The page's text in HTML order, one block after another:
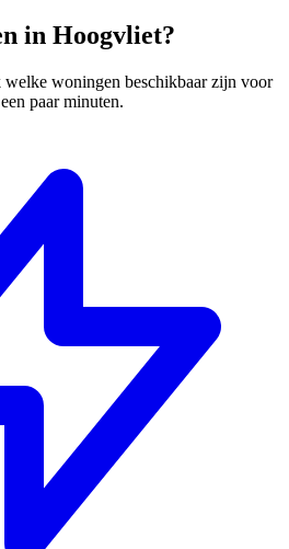
in Hoogvliet?
woningen beschikbaar zijn voor
paar minuten.